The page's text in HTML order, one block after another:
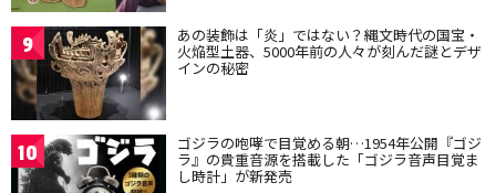
9 あの装飾は「炎」ではない？縄文時代の国宝・
火焔型土器、5000年前の人々が刻んだ謎とデザ
インの秘密
10 ゴジラの咆哮で目覚める朝…1954年公開『ゴジ
ラ』の貴重音源を搭載した「ゴジラ音声目覚ま
し時計」が新発売